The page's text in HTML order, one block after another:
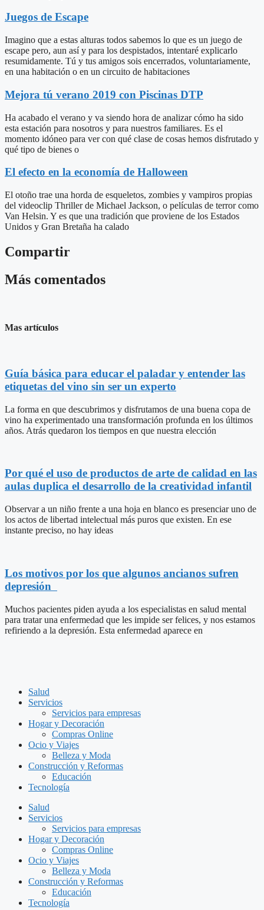
Juegos de Escape
Imagino que a estas alturas todos sabemos lo que es un juego de
escape pero, aun así y para los despistados, intentaré explicarlo
resumidamente. Tú y tus amigos sois encerrados, voluntariamente,
en una habitación o en un circuito de habitaciones
Mejora tú verano 2019 con Piscinas DTP
Ha acabado el verano y va siendo hora de analizar cómo ha sido
esta estación para nosotros y para nuestros familiares. Es el
momento idóneo para ver con qué clase de cosas hemos disfrutado y
qué tipo de bienes o
El efecto en la economía de Halloween
El otoño trae una horda de esqueletos, zombies y vampiros propias
del videoclip Thriller de Michael Jackson, o películas de terror como
Van Helsin. Y es que una tradición que proviene de los Estados
Unidos y Gran Bretaña ha calado
Compartir
Más comentados
Mas artículos
Guía básica para educar el paladar y entender las
etiquetas del vino sin ser un experto
La forma en que descubrimos y disfrutamos de una buena copa de
vino ha experimentado una transformación profunda en los últimos
años. Atrás quedaron los tiempos en que nuestra elección
Por qué el uso de productos de arte de calidad en las
aulas duplica el desarrollo de la creatividad infantil
Observar a un niño frente a una hoja en blanco es presenciar uno de
los actos de libertad intelectual más puros que existen. En ese
instante preciso, no hay ideas
Los motivos por los que algunos ancianos sufren
depresión
Muchos pacientes piden ayuda a los especialistas en salud mental
para tratar una enfermedad que les impide ser felices, y nos estamos
refiriendo a la depresión. Esta enfermedad aparece en
Salud
Servicios
Servicios para empresas
Hogar y Decoración
Compras Online
Ocio y Viajes
Belleza y Moda
Construcción y Reformas
Educación
Tecnología
Salud
Servicios
Servicios para empresas
Hogar y Decoración
Compras Online
Ocio y Viajes
Belleza y Moda
Construcción y Reformas
Educación
Tecnología